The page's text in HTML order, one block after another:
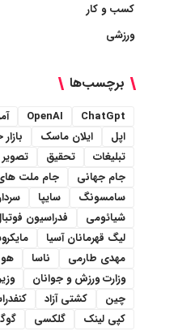
کسب و کار
ورزشی
برچسب‌ها
ChatGpt
OpenAI
اپل
ایلان ماسک
تبلیغات
تحقیق
جام جهانی
جام ملت
سامسونگ
سایپا
شیائومی
فدراسیون
لیگ قهرمانان آسیا
مهدی طارمی
ناسا
وزارت ورزش و جوانان
چین
کشتی آزاد
کپی لینک
گلکسی